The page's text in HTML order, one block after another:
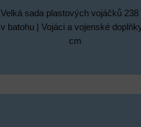
Velká sada plastových vojáčků 238
v batohu | Vojáci a vojenské
cm